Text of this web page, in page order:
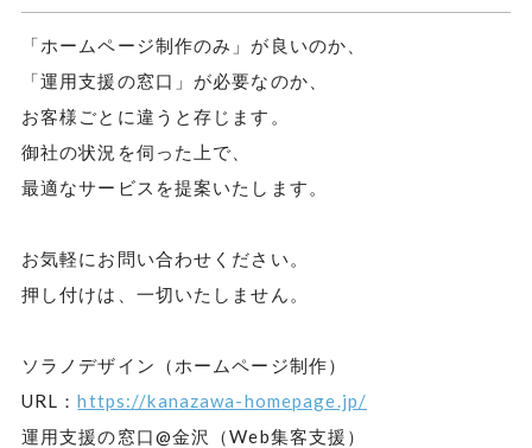
「ホームページ制作のみ」が良いのか、
「運用支援の窓口」が必要なのか、
お客様ごとに違うと存じます。
御社の状況を伺った上で、
最適なサービスを提案いたします。
お気軽にお問い合わせください。
押し付けは、一切いたしません。
ソラノデザイン（ホームページ制作）
URL：https://kanazawa-homepage.jp/
運用支援の窓口@金沢（Web集客支援）